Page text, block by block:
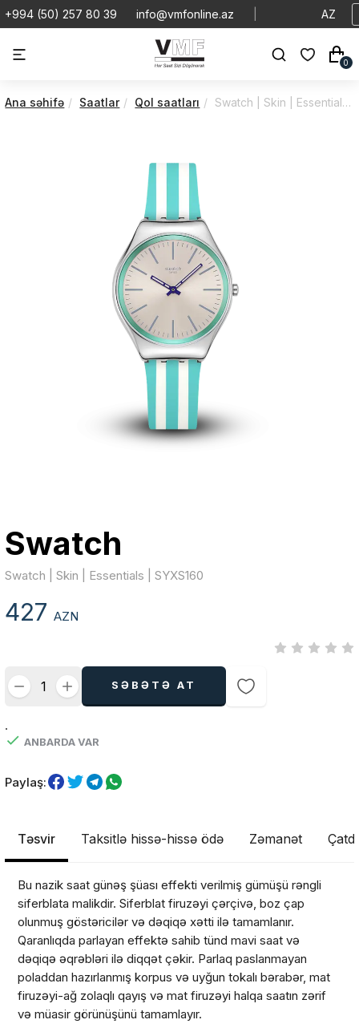
+994 (50) 257 80 39 info@vmfonline.az AZ
0
Ana səhifə Saatlar Qol saatları Swatch | Skin | Essentials | SYXS160
Swatch
Swatch | Skin | Essentials | SYXS160
427AZN
SƏBƏTƏ AT
.
ANBARDA VAR
Paylaş:
Təsvir Taksitlə hissə-hissə ödə Zəmanət
Bu nazik saat günəş şüası effekti verilmiş gümüşü rəngli
siferblata malikdir. Siferblat firuzəyi çərçivə, boz çap
olunmuş göstəricilər və dəqiqə xətti ilə tamamlanır.
Qaranlıqda parlayan effektə sahib tünd mavi saat və
dəqiqə əqrəbləri ilə diqqət çəkir. Parlaq paslanmayan
poladdan hazırlanmış korpus və uyğun tokalı bərabər, mat
firuzəyi-ağ zolaqlı qayış və mat firuzəyi halqa saatın zərif
və müasir görünüşünü tamamlayır.